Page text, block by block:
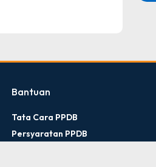
Bantuan
Tata Cara PPDB
Persyaratan PPDB